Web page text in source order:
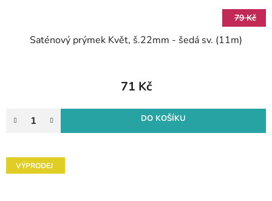
79 Kč
Saténový prýmek Květ, š.22mm - šedá sv. (11m)
71 Kč
DO KOŠÍKU
VÝPRODEJ